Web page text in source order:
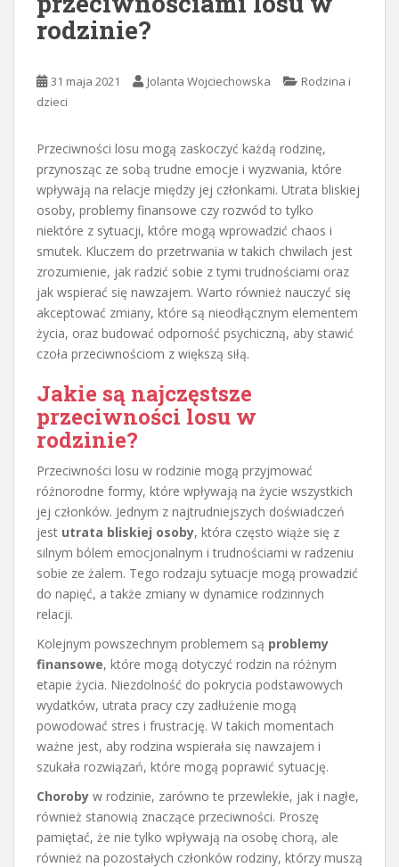
rodzinie?
31 maja 2021 Jolanta Wojciechowska
Rodzina i
dzieci
Przeciwności losu mogą zaskoczyć każdą rodzinę,
przynosząc ze sobą trudne emocje i wyzwania, które
wpływają na relacje między jej członkami. Utrata bliskiej
osoby, problemy finansowe czy rozwód to tylko
niektóre z sytuacji, które mogą wprowadzić chaos i
smutek. Kluczem do przetrwania w takich chwilach jest
zrozumienie, jak radzić sobie z tymi trudnościami oraz
jak wspierać się nawzajem. Warto również nauczyć się
akceptować zmiany, które są nieodłącznym elementem
życia, oraz budować odporność psychiczną, aby stawić
czoła przeciwnościom z większą siłą.
Jakie są najczęstsze
przeciwności losu w
rodzinie?
Przeciwności losu w rodzinie mogą przyjmować
różnorodne formy, które wpływają na życie wszystkich
jej członków. Jednym z najtrudniejszych doświadczeń
jest utrata bliskiej osoby, która często wiąże się z
silnym bólem emocjonalnym i trudnościami w radzeniu
sobie ze żalem. Tego rodzaju sytuacje mogą prowadzić
do napięć, a także zmiany w dynamice rodzinnych
relacji.
Kolejnym powszechnym problemem są problemy
finansowe, które mogą dotyczyć rodzin na różnym
etapie życia. Niezdolność do pokrycia podstawowych
wydatków, utrata pracy czy zadłużenie mogą
powodować stres i frustrację. W takich momentach
ważne jest, aby rodzina wspierała się nawzajem i
szukała rozwiązań, które mogą poprawić sytuację.
Choroby w rodzinie, zarówno te przewlekłe, jak i nagłe,
również stanowią znaczące przeciwności. Proszę
pamiętać, że nie tylko wpływają na osobę chorą, ale
również na pozostałych członków rodziny, którzy muszą